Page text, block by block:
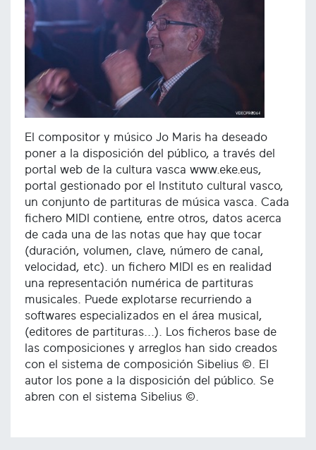
El compositor y músico Jo Maris ha deseado
poner a la disposición del público, a través del
portal web de la cultura vasca www.eke.eus,
portal gestionado por el Instituto cultural vasco,
un conjunto de partituras de música vasca. Cada
fichero MIDI contiene, entre otros, datos acerca
de cada una de las notas que hay que tocar
(duración, volumen, clave, número de canal,
velocidad, etc). un fichero MIDI es en realidad
una representación numérica de partituras
musicales. Puede explotarse recurriendo a
softwares especializados en el área musical,
(editores de partituras...). Los ficheros base de
las composiciones y arreglos han sido creados
con el sistema de composición Sibelius ©. El
autor los pone a la disposición del público. Se
abren con el sistema Sibelius ©.